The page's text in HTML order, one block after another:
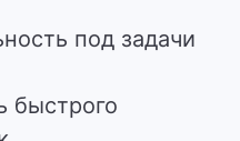
под задачи
быстрого